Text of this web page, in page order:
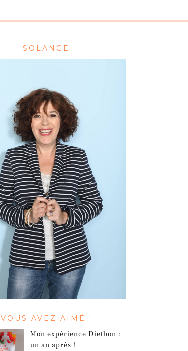
SOLANGE
VOUS AVEZ AIMÉ !
Mon expérience Dietbon :
un an après !